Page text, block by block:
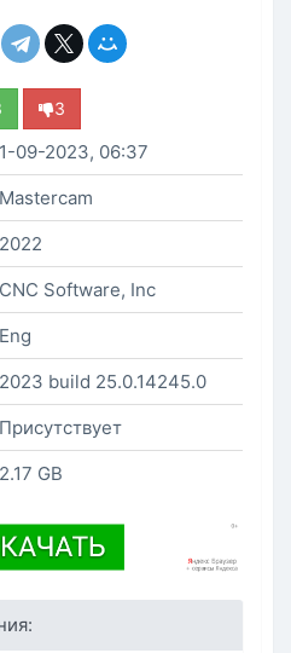
3
1-09-2023, 06:37
Mastercam
2022
CNC Software, Inc
Eng
2023 build 25.0.14245.0
Присутствует
2.17 GB